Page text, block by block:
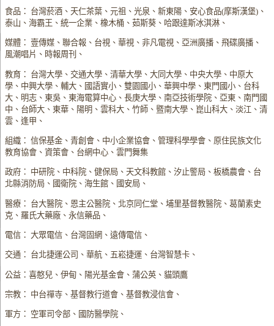
食品： 台灣菸酒、天仁茶葉、元祖、光泉、新東陽、安心食品(摩斯漢堡)、
泰山、海霸王、統一企業、橡木桶、茹斯葵、哈跟達斯冰淇淋、
媒體： 壹傳媒、聯合報、台視、華視、非凡電視、亞洲廣播、飛碟廣播、
風潮唱片、時報周刊、
教育： 台灣大學、交通大學、清華大學、大同大學、中央大學、中原大
學、中興大學、輔大、國語實小、雙園國小、華興中學、東門國小、台科
大、明志、東吳、東海電算中心、長庚大學、南亞技術學院、亞東、南門國
中、台師大、東華、陽明、雲科大、竹師、暨南大學、崑山科大、淡江、清
雲、逢甲、
組織： 信保基金、青創會、中小企業協會、管理科學學會、原住民族文化
教育協會、資策會、台網中心、雲門舞集
政府： 中研院、中科院、健保局、天文科教館、汐止警局、板橋農會、台
北縣消防局、國衛院、海生館、國安局、
醫療： 台大醫院、恩主公醫院、北京同仁堂、埔里基督教醫院、葛蘭素史
克、羅氏大藥廠、永信藥品、
電信： 大眾電信、台灣固網、遠傳電信、
交通： 台北捷運公司、華航、五崧捷運、台灣智慧卡、
公益：喜憨兒、伊甸、陽光基金會、蒲公英、貓頭鷹
宗教： 中台禪寺、基督教行道會、基督教浸信會、
軍方： 空軍司令部、國防醫學院、